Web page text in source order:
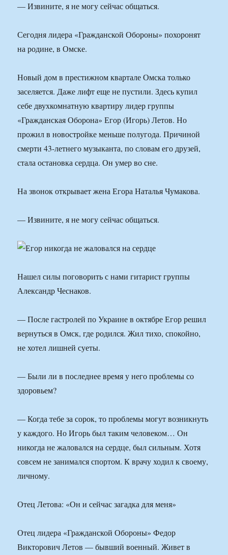
— Извините, я не могу сейчас общаться.
Сегодня лидера «Гражданской Обороны» похоронят
на родине, в Омске.
Новый дом в престижном квартале Омска только
заселяется. Даже лифт еще не пустили. Здесь купил
себе двухкомнатную квартиру лидер группы
«Гражданская Оборона» Егор (Игорь) Летов. Но
прожил в новостройке меньше полугода. Причиной
смерти 43-летнего музыканта, по словам его друзей,
стала остановка сердца. Он умер во сне.
На звонок открывает жена Егора Наталья Чумакова.
— Извините, я не могу сейчас общаться.
Нашел силы поговорить с нами гитарист группы
Александр Чеснаков.
— После гастролей по Украине в октябре Егор решил
вернуться в Омск, где родился. Жил тихо, спокойно,
не хотел лишней суеты.
— Были ли в последнее время у него проблемы со
здоровьем?
— Когда тебе за сорок, то проблемы могут возникнуть
у каждого. Но Игорь был таким человеком… Он
никогда не жаловался на сердце, был сильным. Хотя
совсем не занимался спортом. К врачу ходил к своему,
личному.
Отец Летова: «Он и сейчас загадка для меня»
Отец лидера «Гражданской Обороны» Федор
Викторович Летов — бывший военный. Живет в